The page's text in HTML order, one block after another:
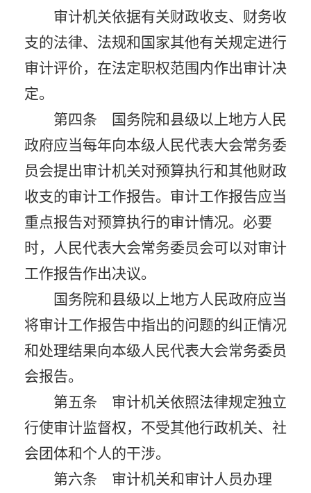
审计机关依据有关财政收支、财务收
支的法律、法规和国家其他有关规定进行
审计评价，在法定职权范围内作出审计决
定。
第四条 国务院和县级以上地方人民
政府应当每年向本级人民代表大会常务委
员会提出审计机关对预算执行和其他财政
收支的审计工作报告。审计工作报告应当
重点报告对预算执行的审计情况。必要
时，人民代表大会常务委员会可以对审计
工作报告作出决议。
国务院和县级以上地方人民政府应当
将审计工作报告中指出的问题的纠正情况
和处理结果向本级人民代表大会常务委员
会报告。
第五条 审计机关依照法律规定独立
行使审计监督权，不受其他行政机关、社
会团体和个人的干涉。
第六条 审计机关和审计人员办理